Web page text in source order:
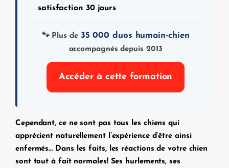
satisfaction 30 jours
🐾 Plus de 35 000 duos humain-chien
accompagnés depuis 2013
Accéder à cette formation
Cependant, ce ne sont pas tous les chiens qui
apprécient naturellement l’expérience d’être ainsi
enfermés… Dans les faits, les réactions de votre chien
sont tout à fait normales! Ses hurlements, ses